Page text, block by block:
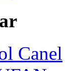
Canel